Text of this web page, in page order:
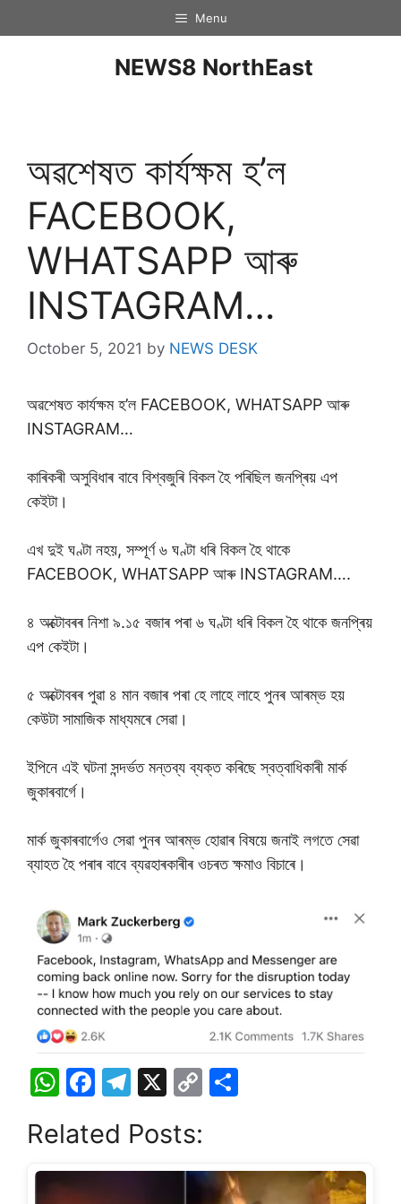
Menu
NEWS8 NorthEast
অৱশেষত কাৰ্যক্ষম হ’ল
FACEBOOK,
WHATSAPP আৰু
INSTAGRAM…
October 5, 2021 by NEWS DESK
অৱশেষত কাৰ্যক্ষম হ’ল FACEBOOK, WHATSAPP আৰু
INSTAGRAM…
কাৰিকৰী অসুবিধাৰ বাবে বিশ্বজুৰি বিকল হৈ পৰিছিল জনপ্ৰিয় এপ
কেইটা।
এখ দুই ঘণ্টা নহয়, সম্পূৰ্ণ ৬ ঘণ্টা ধৰি বিকল হৈ থাকে
FACEBOOK, WHATSAPP আৰু INSTAGRAM….
৪ অক্টোবৰৰ নিশা ৯.১৫ বজাৰ পৰা ৬ ঘণ্টা ধৰি বিকল হৈ থাকে জনপ্ৰিয়
এপ কেইটা।
৫ অক্টোবৰৰ পুৱা ৪ মান বজাৰ পৰা হে লাহে লাহে পুনৰ আৰম্ভ হয়
কেউটা সামাজিক মাধ্যমৰে সেৱা।
ইপিনে এই ঘটনা সন্দৰ্ভত মন্তব্য ব্যক্ত কৰিছে স্বত্বাধিকাৰী মাৰ্ক
জুকাৰবাৰ্গে।
মাৰ্ক জুকাৰবাৰ্গেও সেৱা পুনৰ আৰম্ভ হোৱাৰ বিষয়ে জনাই লগতে সেৱা
ব্যাহত হৈ পৰাৰ বাবে ব্যৱহাৰকাৰীৰ ওচৰত ক্ষমাও বিচাৰে।
W
at
s
A
F
c
e
b
T
e
gr
X
C
y
Li
e
Related Posts: